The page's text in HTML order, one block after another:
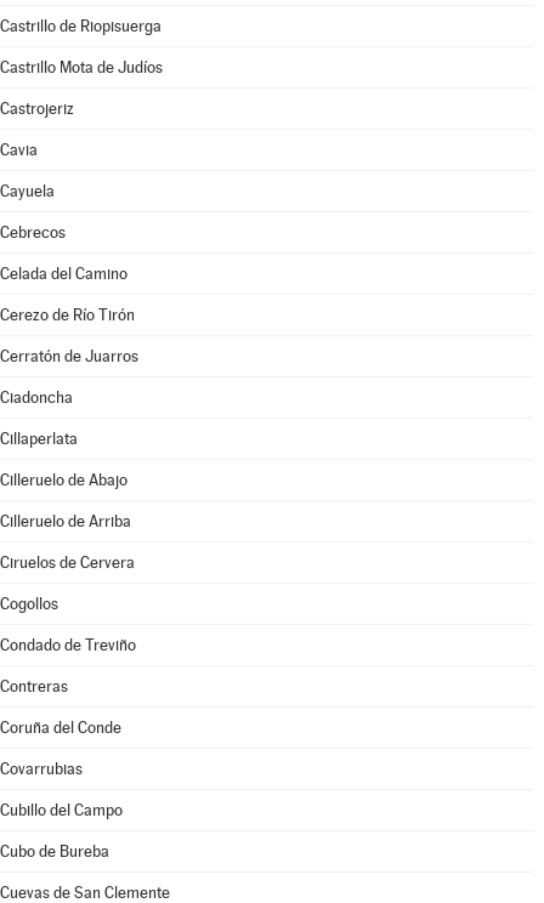
Castrillo de Riopisuerga
Castrillo Mota de Judíos
Castrojeriz
Cavia
Cayuela
Cebrecos
Celada del Camino
Cerezo de Río Tirón
Cerratón de Juarros
Ciadoncha
Cillaperlata
Cilleruelo de Abajo
Cilleruelo de Arriba
Ciruelos de Cervera
Cogollos
Condado de Treviño
Contreras
Coruña del Conde
Covarrubias
Cubillo del Campo
Cubo de Bureba
Cuevas de San Clemente